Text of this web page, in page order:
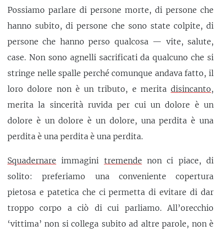
Possiamo parlare di persone morte, di persone che
hanno subito, di persone che sono state colpite, di
persone che hanno perso qualcosa — vite, salute,
case. Non sono agnelli sacrificati da qualcuno che si
stringe nelle spalle perché comunque andava fatto, il
loro dolore non è un tributo, e merita disincanto,
merita la sincerità ruvida per cui un dolore è un
dolore è un dolore è un dolore, una perdita è una
perdita è una perdita è una perdita.
Squadernare immagini tremende non ci piace, di
solito: preferiamo una conveniente copertura
pietosa e patetica che ci permetta di evitare di dar
troppo corpo a ciò di cui parliamo. All’orecchio
‘vittima’ non si collega subito ad altre parole, non è